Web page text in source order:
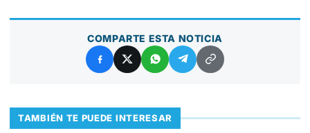
COMPARTE ESTA NOTICIA
TAMBIÉN TE PUEDE INTERESAR